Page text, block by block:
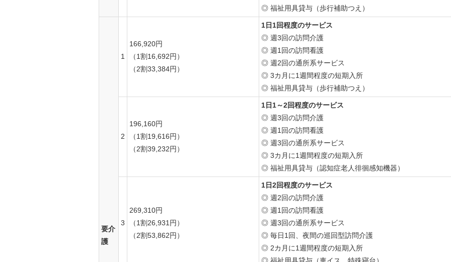
◎ 福祉用具貸与（歩行補助つえ）
要介
護
1
166,920円
（1割16,692円）
（2割33,384円）
1日1回程度のサービス
◎ 週3回の訪問介護
◎ 週1回の訪問看護
◎ 週2回の通所系サービス
◎ 3カ月に1週間程度の短期入所
◎ 福祉用具貸与（歩行補助つえ）
2
196,160円
（1割19,616円）
（2割39,232円）
1日1～2回程度のサービス
◎ 週3回の訪問介護
◎ 週1回の訪問看護
◎ 週3回の通所系サービス
◎ 3カ月に1週間程度の短期入所
◎ 福祉用具貸与（認知症老人徘徊感知機器）
3
269,310円
（1割26,931円）
（2割53,862円）
1日2回程度のサービス
◎ 週2回の訪問介護
◎ 週1回の訪問看護
◎ 週3回の通所系サービス
◎ 毎日1回、夜間の巡回型訪問介護
◎ 2カ月に1週間程度の短期入所
◎ 福祉用具貸与（車イス、特殊寝台）